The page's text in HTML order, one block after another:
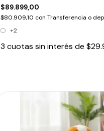
$89.899,00
$80.909,10 con Transferencia o
+2
3 cuotas sin interés de